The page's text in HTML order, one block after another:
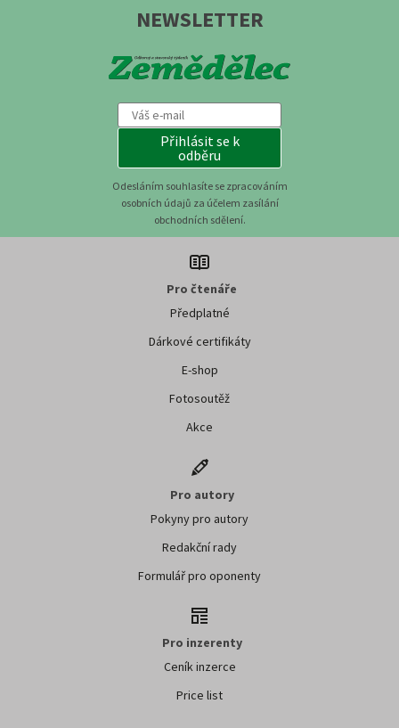
NEWSLETTER
Přihlásit se k
odběru
Odesláním souhlasíte se zpracováním
osobních údajů za účelem zasílání
obchodních sdělení.
Pro čtenáře
Předplatné
Dárkové certifikáty
E-shop
Fotosoutěž
Akce
Pro autory
Pokyny pro autory
Redakční rady
Formulář pro oponenty
Pro inzerenty
Ceník inzerce
Price list